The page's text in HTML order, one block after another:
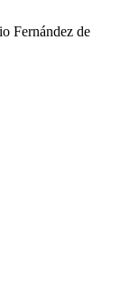
Fernández de